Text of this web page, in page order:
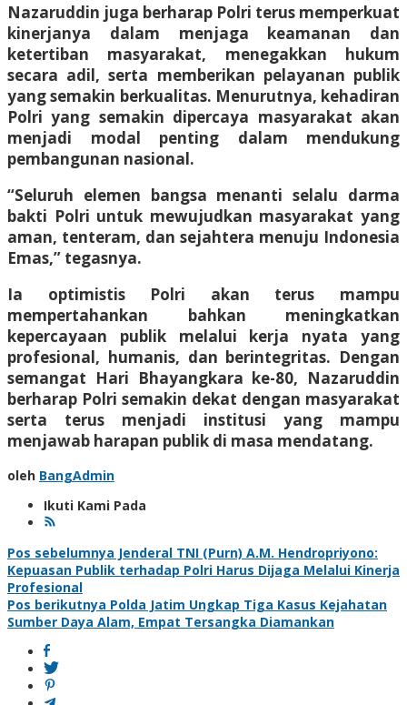
Nazaruddin juga berharap Polri terus memperkuat
kinerjanya dalam menjaga keamanan dan
ketertiban masyarakat, menegakkan hukum
secara adil, serta memberikan pelayanan publik
yang semakin berkualitas. Menurutnya, kehadiran
Polri yang semakin dipercaya masyarakat akan
menjadi modal penting dalam mendukung
pembangunan nasional.
“Seluruh elemen bangsa menanti selalu darma
bakti Polri untuk mewujudkan masyarakat yang
aman, tenteram, dan sejahtera menuju Indonesia
Emas,” tegasnya.
Ia optimistis Polri akan terus mampu
mempertahankan bahkan meningkatkan
kepercayaan publik melalui kerja nyata yang
profesional, humanis, dan berintegritas. Dengan
semangat Hari Bhayangkara ke-80, Nazaruddin
berharap Polri semakin dekat dengan masyarakat
serta terus menjadi institusi yang mampu
menjawab harapan publik di masa mendatang.
oleh BangAdmin
Ikuti Kami Pada
Navigasi
pos
Pos sebelumnya Jenderal TNI (Purn) A.M. Hendropriyono:
Kepuasan Publik terhadap Polri Harus Dijaga Melalui Kinerja
Profesional
Pos berikutnya Polda Jatim Ungkap Tiga Kasus Kejahatan
Sumber Daya Alam, Empat Tersangka Diamankan